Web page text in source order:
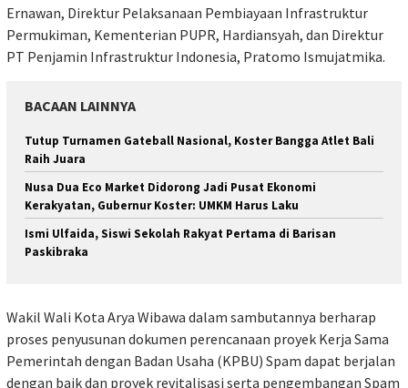
Ernawan, Direktur Pelaksanaan Pembiayaan Infrastruktur
Permukiman, Kementerian PUPR, Hardiansyah, dan Direktur
PT Penjamin Infrastruktur Indonesia, Pratomo Ismujatmika.
BACAAN LAINNYA
Tutup Turnamen Gateball Nasional, Koster Bangga Atlet Bali
Raih Juara
Nusa Dua Eco Market Didorong Jadi Pusat Ekonomi
Kerakyatan, Gubernur Koster: UMKM Harus Laku
Ismi Ulfaida, Siswi Sekolah Rakyat Pertama di Barisan
Paskibraka
Wakil Wali Kota Arya Wibawa dalam sambutannya berharap
proses penyusunan dokumen perencanaan proyek Kerja Sama
Pemerintah dengan Badan Usaha (KPBU) Spam dapat berjalan
dengan baik dan proyek revitalisasi serta pengembangan Spam